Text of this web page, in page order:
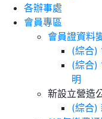
各辦事處
會員專區
會員證資料
(綜合)
(綜合)
明
新設立營造
(綜合)